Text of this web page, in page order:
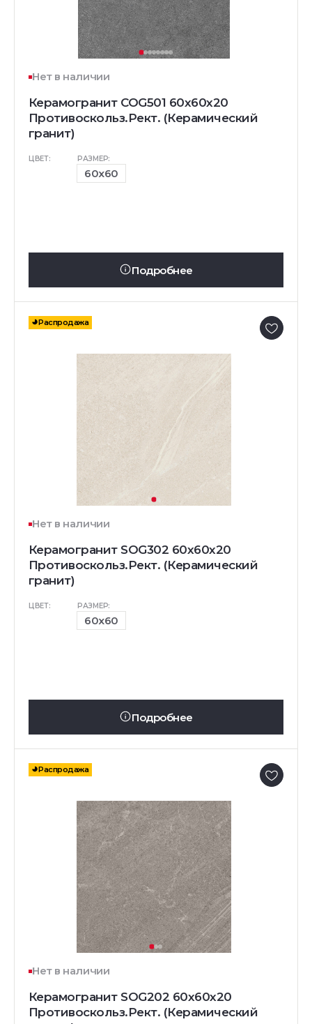
Нет в наличии
Керамогранит COG501 60x60x20
Противоскольз.Рект. (Керамический
гранит)
ЦВЕТ: РАЗМЕР:
60x60
Подробнее
Распродажа
Нет в наличии
Керамогранит SOG302 60x60x20
Противоскольз.Рект. (Керамический
гранит)
ЦВЕТ: РАЗМЕР:
60x60
Подробнее
Распродажа
Нет в наличии
Керамогранит SOG202 60x60x20
Противоскольз.Рект. (Керамический